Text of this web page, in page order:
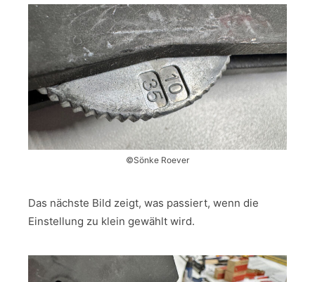
©Sönke Roever
Das nächste Bild zeigt, was passiert, wenn die
Einstellung zu klein gewählt wird.